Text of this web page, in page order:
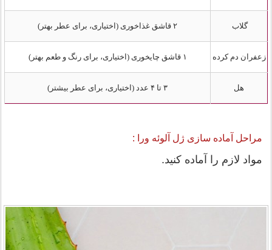
گلاب ۲ قاشق غذاخوری (اختیاری، برای عطر بهتر)
زعفران دم کرده ۱ قاشق چایخوری (اختیاری، برای رنگ و طعم بهتر)
هل ۳ تا ۴ عدد (اختیاری، برای عطر بیشتر)
مراحل آماده سازی ژل آلوئه ورا :
مواد لازم را آماده کنید.